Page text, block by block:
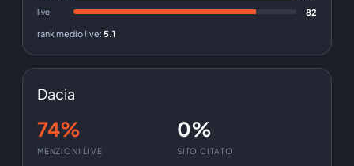
live 82
rank medio live: 5.1
Dacia
74%
MENZIONI LIVE
0%
SITO CITATO